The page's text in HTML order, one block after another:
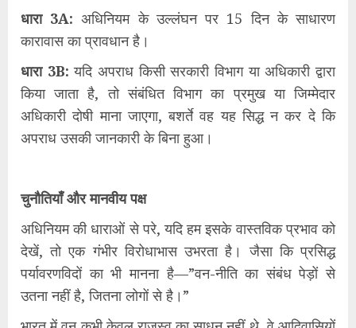
​धारा 3A: अधिनियम के उल्लंघन पर 15 दिन के साधारण
कारावास का प्रावधान है।
​धारा 3B: यदि अपराध किसी सरकारी विभाग या अधिकारी द्वारा
किया जाता है, तो संबंधित विभाग का प्रमुख या जिम्मेदार
अधिकारी दोषी माना जाएगा, बशर्ते वह यह सिद्ध न कर दे कि
अपराध उसकी जानकारी के बिना हुआ।
​चुनौतियाँ और मानवीय पक्ष
​अधिनियम की धाराओं से परे, यदि हम इसके वास्तविक प्रभाव को
देखें, तो एक गंभीर विरोधाभास उभरता है। जैसा कि प्रसिद्ध
पर्यावरणविदों का भी मानना है—”वन-नीति का संबंध पेड़ों से
उतना नहीं है, जितना लोगों से है।”